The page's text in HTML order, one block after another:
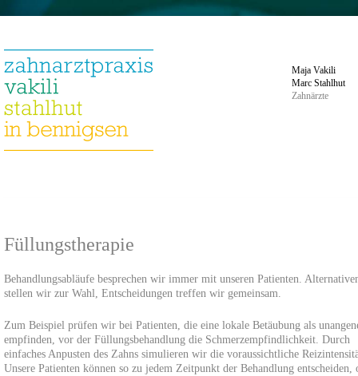
Maja Vakili
Marc Stahlhut
Zahnärzte
Füllungstherapie
Behandlungsabläufe besprechen wir immer mit unseren Patienten.
stellen wir zur Wahl, Entscheidungen treffen wir gemeinsam.
Zum Beispiel prüfen wir bei Patienten, die eine lokale Betäubung als
empfinden, vor der Füllungsbehandlung die Schmerzempfindlichkeit. Durch
einfaches Anpusten des Zahns simulieren wir die voraussichtliche
Unsere Patienten können so zu jedem Zeitpunkt der Behandlung entscheiden,